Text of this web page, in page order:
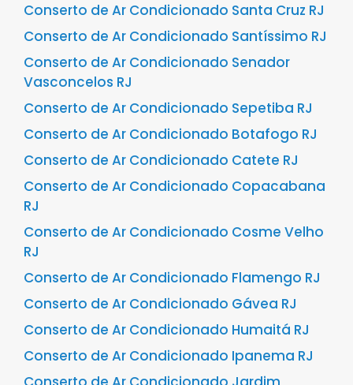
Conserto de Ar Condicionado Santa Cruz RJ
Conserto de Ar Condicionado Santíssimo RJ
Conserto de Ar Condicionado Senador
Vasconcelos RJ
Conserto de Ar Condicionado Sepetiba RJ
Conserto de Ar Condicionado Botafogo RJ
Conserto de Ar Condicionado Catete RJ
Conserto de Ar Condicionado Copacabana
RJ
Conserto de Ar Condicionado Cosme Velho
RJ
Conserto de Ar Condicionado Flamengo RJ
Conserto de Ar Condicionado Gávea RJ
Conserto de Ar Condicionado Humaitá RJ
Conserto de Ar Condicionado Ipanema RJ